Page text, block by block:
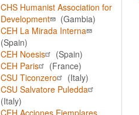
CHS Humanist Association for
Development
(Gambia)
CEH La Mirada Interna
(Spain)
CEH Noesis
(Spain)
CEH Paris
(France)
CSU Ticonzero
(Italy)
CSU Salvatore Puledda
(Italy)
CEH Acciones Ejemplares